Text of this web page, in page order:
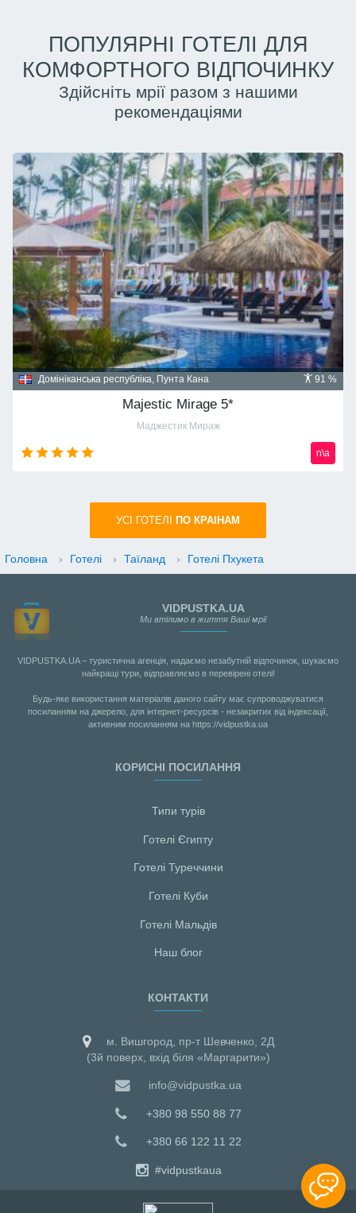
ПОПУЛЯРНІ ГОТЕЛІ ДЛЯ
КОМФОРТНОГО ВІДПОЧИНКУ
Здійсніть мрії разом з нашими
рекомендаціями
91 %
Домініканська республіка, Пунта Кана
Majestic Mirage 5*
Маджестик Мираж
n\a
УСI ГОТЕЛІ ПО КРАIНАМ
Головна › Готелі › Таїланд › Готелі Пхукета
VIDPUSTKA.UA
Ми втілимо в життя Ваші мрії
VIDPUSTKA.UA – туристична агенція, надаємо незабутній відпочинок, шукаємо
найкращі тури, відправляємо в перевірені отелі!
Будь-яке використання матеріалів даного сайту має супроводжуватися
посиланням на джерело, для інтернет-ресурсів - незакритих від індексації,
активним посиланням на https://vidpustka.ua
КОРИСНІ ПОСИЛАННЯ
Типи турів
Готелі Єгипту
Готелі Туреччини
Готелі Куби
Готелі Мальдiв
Наш блог
КОНТАКТИ
м. Вишгород, пр-т Шевченко, 2Д
(3й поверх, вхід біля «Маргарити»)
info@vidpustka.ua
+380 98 550 88 77
+380 66 122 11 22
#vidpustkaua